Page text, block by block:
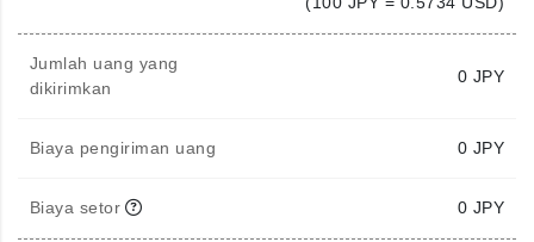
Jumlah uang yang
dikirimkan
0 JPY
Biaya pengiriman uang 0 JPY
Biaya setor 0 JPY